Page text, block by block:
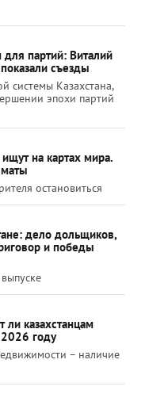
партий: Виталий
съезды
системы Казахстана,
эпохи партий
на картах мира.
остановиться
дело дольщиков,
и победы
ли казахстанцам
году
– наличие